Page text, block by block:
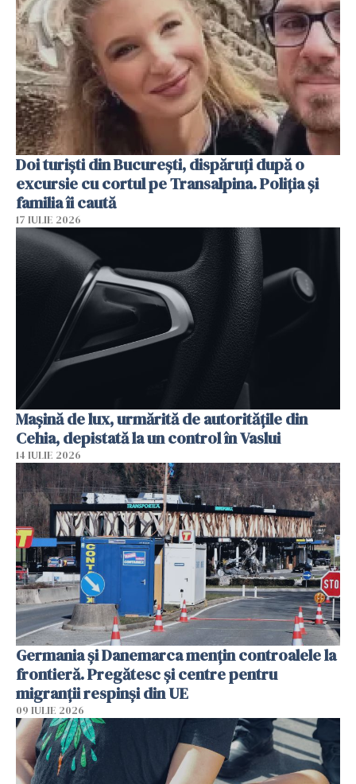
Doi turiști din București, dispăruți după o
excursie cu cortul pe Transalpina. Poliția și
familia îi caută
17 IULIE 2026
Mașină de lux, urmărită de autoritățile din
Cehia, depistată la un control în Vaslui
14 IULIE 2026
Germania și Danemarca mențin controalele la
frontieră. Pregătesc și centre pentru
migranții respinși din UE
09 IULIE 2026